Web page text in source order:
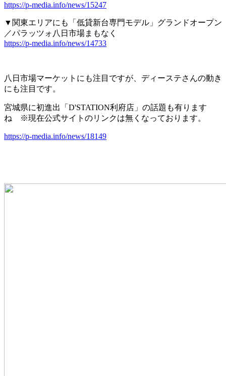
https://p-media.info/news/15247
▼関東エリアにも「低貸新台専門モデル」グランドオープン
／パラッツォ八日市場まもなく
https://p-media.info/news/14733
八日市場マーケットにも注目ですが、ディーステさんの動き
にも注目です。
宮城県に初進出「D'STATION利府店」の話題も有ります
ね ※現在公式サイトのリンクは無くなっております。
https://p-media.info/news/18149